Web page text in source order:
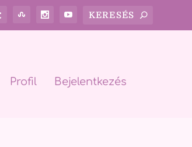
Profil Bejelentkezés